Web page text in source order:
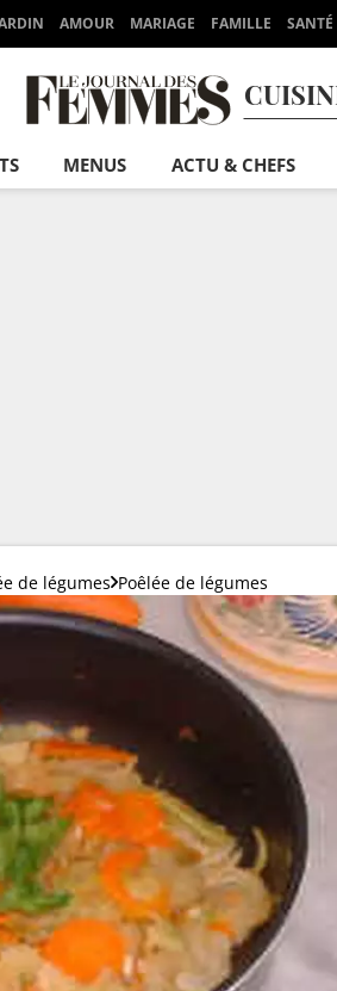
AMOUR MARIAGE FAMILLE SANTÉ
MENUS ACTU & CHEFS
de légumes Poêlée de légumes